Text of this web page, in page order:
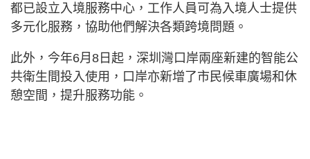
都已設立入境服務中心，工作人員可為入境人士提供
多元化服務，協助他們解決各類跨境問題。
此外，今年6月8日起，深圳灣口岸兩座新建的智能公
共衛生間投入使用，口岸亦新增了市民候車廣場和休
憩空間，提升服務功能。